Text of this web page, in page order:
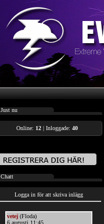
Just nu
Online: 12 | Inloggade: 40
Chatt
Logga in för att skriva inlägg